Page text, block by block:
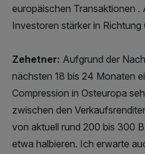
europäischen Transaktionen .
Investoren stärker in Richtung
Zehetner: Aufgrund der
nächsten 18 bis 24 Monaten
Compression in Osteuropa
zwischen den
von aktuell rund 200 bis 300
etwa halbieren. Ich erwarte